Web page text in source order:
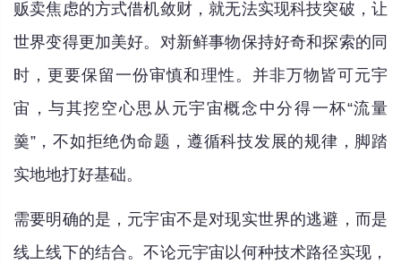
贩卖焦虑的方式借机敛财，就无法实现科技突破，让
世界变得更加美好。对新鲜事物保持好奇和探索的同
时，更要保留一份审慎和理性。并非万物皆可元宇
宙，与其挖空心思从元宇宙概念中分得一杯“流量
羹”，不如拒绝伪命题，遵循科技发展的规律，脚踏
实地地打好基础。
需要明确的是，元宇宙不是对现实世界的逃避，而是
线上线下的结合。不论元宇宙以何种技术路径实现，